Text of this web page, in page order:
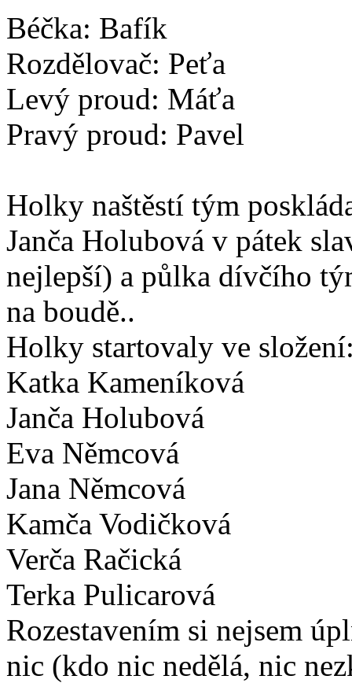
Béčka: Bafík
Rozdělovač: Peťa
Levý proud: Máťa
Pravý proud: Pavel
Holky naštěstí tým
Janča Holubová v pátek
nejlepší) a půlka dívčího
na boudě..
Holky startovaly ve
Katka Kameníková
Janča Holubová
Eva Němcová
Jana Němcová
Kamča Vodičková
Verča Račická
Terka Pulicarová
Rozestavením si nejsem
nic (kdo nic nedělá, nic